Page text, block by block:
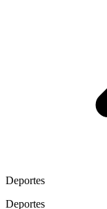
Deportes
Deportes